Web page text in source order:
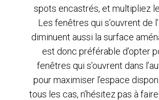
spots encastrés, et multipliez
Les fenêtres qui s’ouvrent de
diminuent aussi la surface
est donc préférable d’opter
fenêtres qui s’ouvrent dans
pour maximiser l’espace
tous les cas, n’hésitez pas à